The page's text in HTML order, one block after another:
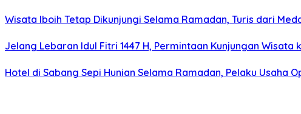
Wisata Iboih Tetap Dikunjungi Selama Ramadan, Turis dari
Jelang Lebaran Idul Fitri 1447 H, Permintaan Kunjungan Wisata
Hotel di Sabang Sepi Hunian Selama Ramadan, Pelaku Usaha